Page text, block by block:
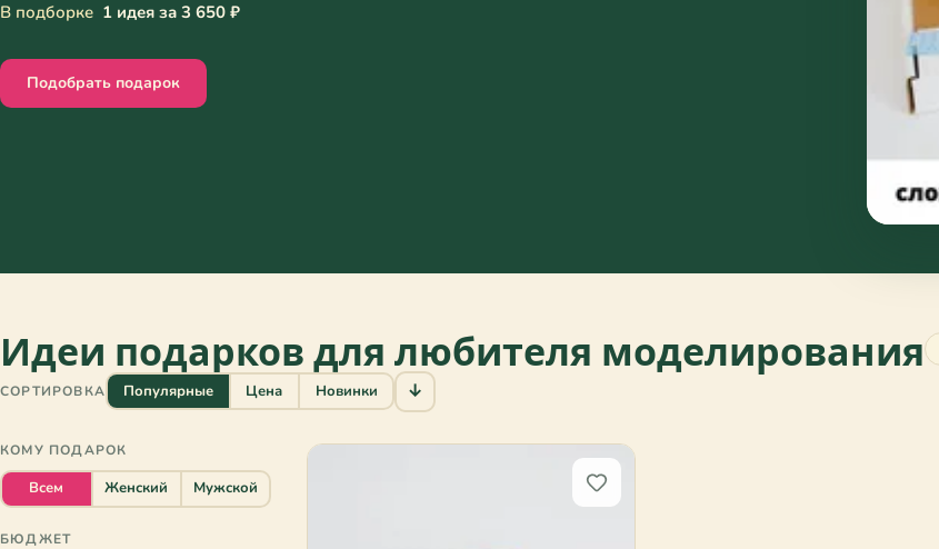
В подборке 1 идея за 3 650 ₽
Подобрать подарок
Идеи подарков для любителя моделирования
СОРТИРОВКА Популярные Цена Новинки ↓
КОМУ ПОДАРОК
Всем Женский Мужской
БЮДЖЕТ